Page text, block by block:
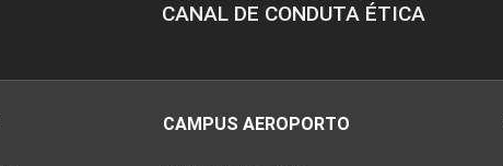
CANAL DE CONDUTA ÉTICA
CAMPUS AEROPORTO